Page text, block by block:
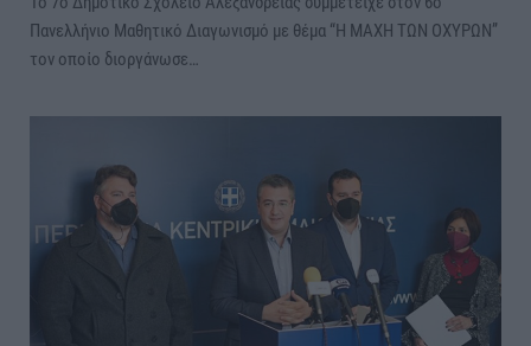
Πανελλήνιο Μαθητικό Διαγωνισμό με θέμα “Η ΜΑΧΗ ΤΩΝ ΟΧΥΡΩΝ”
τον οποίο διοργάνωσε…